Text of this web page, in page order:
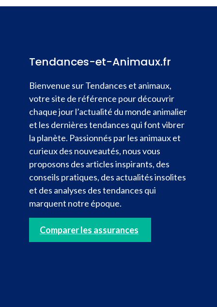
Tendances-et-Animaux.fr
Bienvenue sur Tendances et animaux,
votre site de référence pour découvrir
chaque jour l’actualité du monde animalier
et les dernières tendances qui font vibrer
la planète. Passionnés par les animaux et
curieux des nouveautés, nous vous
proposons des articles inspirants, des
conseils pratiques, des actualités insolites
et des analyses des tendances qui
marquent notre époque.
Comparer les assurances